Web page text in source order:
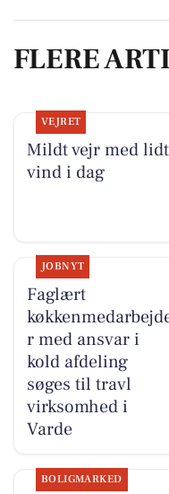
FLERE
VEJRET
Mildt vejr med lidt
vind i dag
JOBNYT
Faglært
r med ansvar i
kold afdeling
søges til travl
virksomhed i
Varde
BOLIGMARKED